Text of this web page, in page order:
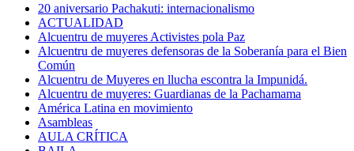
20 aniversario Pachakuti: internacionalismo
ACTUALIDAD
Alcuentru de muyeres Activistes pola Paz
Alcuentru de muyeres defensoras de la Soberanía para el Bien
Común
Alcuentru de Muyeres en llucha escontra la Impunidá.
Alcuentru de muyeres: Guardianas de la Pachamama
América Latina en movimiento
Asambleas
AULA CRÍTICA